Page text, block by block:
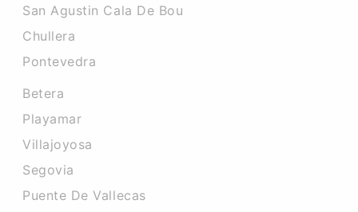
San Agustin Cala De Bou
Chullera
Pontevedra
Betera
Playamar
Villajoyosa
Segovia
Puente De Vallecas